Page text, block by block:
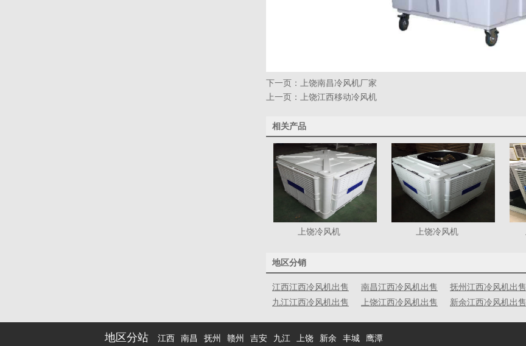
下一页：
上饶南昌冷风机厂家
上一页：
上饶江西移动冷风机
相关产品
上饶冷风机 上饶冷风机
地区分销
江西江西冷风机出售 南昌江西冷风机出售 抚州江西冷风机出售
九江江西冷风机出售
上饶江西冷风机出售 新余江西冷风机出售
地区分站 江西 南昌 抚州 赣州 吉安 九江 上饶 新余 丰城 鹰潭